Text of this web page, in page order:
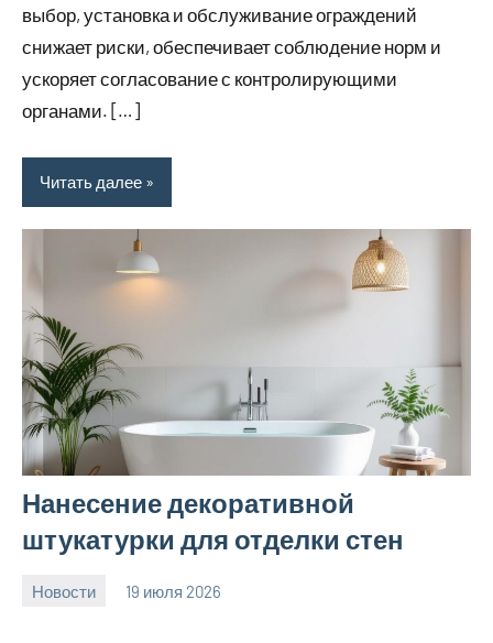
выбор, установка и обслуживание ограждений
снижает риски, обеспечивает соблюдение норм и
ускоряет согласование с контролирующими
органами. […]
Читать далее
Нанесение декоративной
штукатурки для отделки стен
Новости 19 июля 2026